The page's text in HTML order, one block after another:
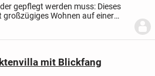
gepflegt werden muss: Dieses
Wohnen auf einer
großen...
mit Blickfang